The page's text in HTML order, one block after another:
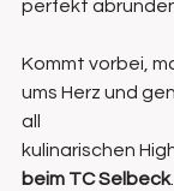
perfekt
Kommt vorbei,
ums Herz und
all
kulinarischen
beim TC Selbeck.